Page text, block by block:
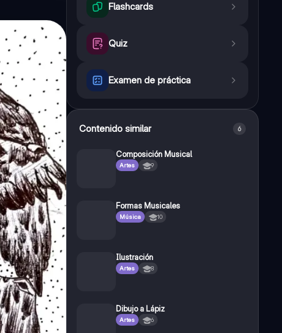
Flashcards
Quiz
Examen de práctica
Contenido similar 6
Composición Musical
Artes 9
Formas Musicales
Música 10
Ilustración
Artes 8
Dibujo a Lápiz
Artes 6